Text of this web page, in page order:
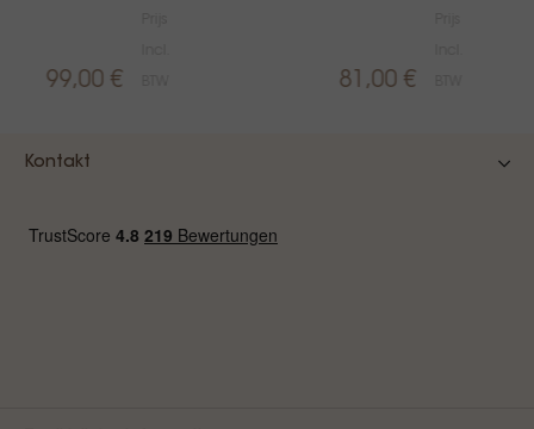
99,00 € 81,00 €
Kontakt